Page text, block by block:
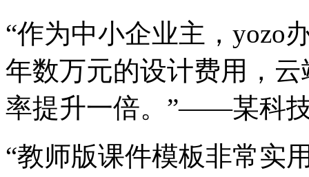
“作为中小企业主，yozo
年数万元的设计费用，
率提升一倍。”——某科
“教师版课件模板非常实